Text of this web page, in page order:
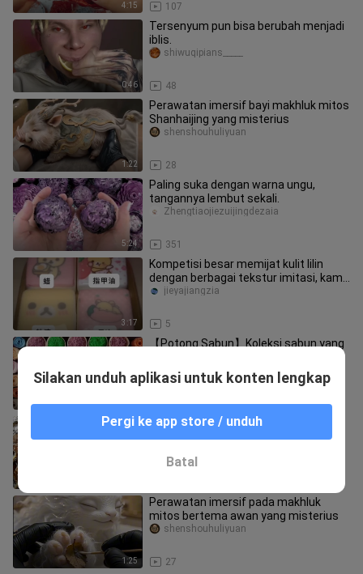
4:15 107
0:46
Tersenyum pun bisa berubah menjadi
iblis.
48
shiwuqipians_____
1:22
Perawatan imersif bayi makhluk mitos
Shanhaijing yang misterius
28
shenshouhuliyuan
5:24
Paling suka dengan warna ungu,
tangannya lembut sekali.
351
Zhengtiaojiezuijingdezaia
3:17
Kompetisi besar memijat kulit lilin
dengan berbagai tekstur imitasi, kamu
lebih suka yang mana?
5
jieyajiangzia
【Potong Sabun】Koleksi sabun yang
162
sayomika_03
Anda dijatuhi hukuman mati; dalam
satu jam, habiskan semua makanan
1:25
Perawatan imersif pada makhluk
mitos bertema awan yang misterius
27
shenshouhuliyuan
Silakan unduh aplikasi untuk konten lengkap
Pergi ke app store / unduh
Batal